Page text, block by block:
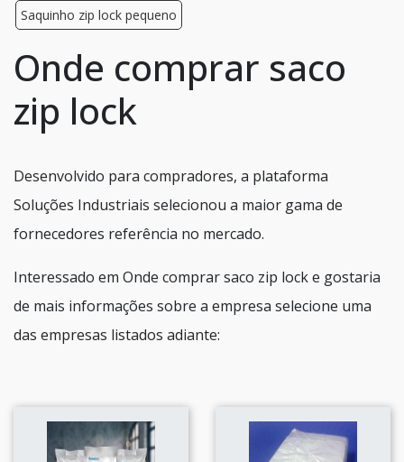
Saquinho zip lock pequeno
Onde comprar saco
zip lock
Desenvolvido para compradores, a plataforma
Soluções Industriais selecionou a maior gama de
fornecedores referência no mercado.
Interessado em Onde comprar saco zip lock e gostaria
de mais informações sobre a empresa selecione uma
das empresas listados adiante: